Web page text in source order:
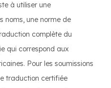
à utiliser une
noms, une norme de
complète du
qui correspond aux
Pour les soumissions
traduction certifiée